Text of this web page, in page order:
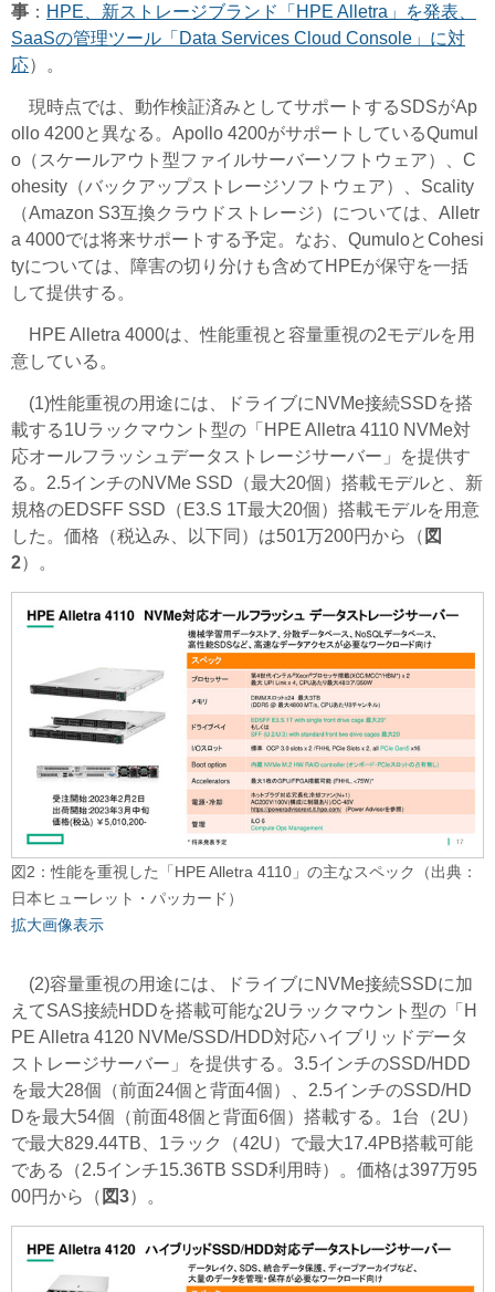
事 ： HPE、新ストレージブランド「HPE Alletra」を発表、
SaaSの管理ツール「Data Services Cloud Console」に対
応）。
現時点では、動作検証済みとしてサポートするSDSがAp
ollo 4200と異なる。Apollo 4200がサポートしているQumul
o（スケールアウト型ファイルサーバーソフトウェア）、C
ohesity（バックアップストレージソフトウェア）、Scality
（Amazon S3互換クラウドストレージ）については、Alletr
a 4000では将来サポートする予定。なお、QumuloとCohesi
tyについては、障害の切り分けも含めてHPEが保守を一括
して提供する。
HPE Alletra 4000は、性能重視と容量重視の2モデルを用
意している。
(1)性能重視の用途には、ドライブにNVMe接続SSDを搭
載する1Uラックマウント型の「HPE Alletra 4110 NVMe対
応オールフラッシュデータストレージサーバー」を提供す
る。2.5インチのNVMe SSD（最大20個）搭載モデルと、新
規格のEDSFF SSD（E3.S 1T最大20個）搭載モデルを用意
した。価格（税込み、以下同）は501万200円から（ 図
2）。
図2：性能を重視した「HPE Alletra 4110」の主なスペック（出典：
日本ヒューレット・パッカード）
拡大画像表示
(2)容量重視の用途には、ドライブにNVMe接続SSDに加
えてSAS接続HDDを搭載可能な2Uラックマウント型の「H
PE Alletra 4120 NVMe/SSD/HDD対応ハイブリッドデータ
ストレージサーバー」を提供する。3.5インチのSSD/HDD
を最大28個（前面24個と背面4個）、2.5インチのSSD/HD
Dを最大54個（前面48個と背面6個）搭載する。1台（2U）
で最大829.44TB、1ラック（42U）で最大17.4PB搭載可能
である（2.5インチ15.36TB SSD利用時）。価格は397万95
00円から（ 図3）。